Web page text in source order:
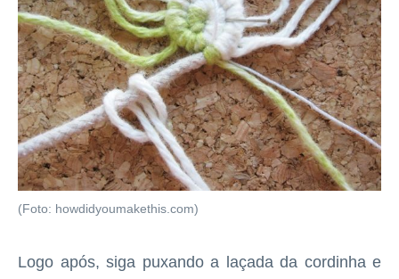
(Foto: howdidyoumakethis.com)
Logo após, siga puxando a laçada da cordinha e